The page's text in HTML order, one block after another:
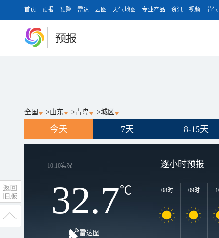
首页 预报 预警 雷达 云图 天气地图 专业产品 资讯 视频 节气
预报
全国 >山东 >青岛 >城区
今天 7天 8-15天
10:10实况
32.7℃
雷达图
逐小时预报
08时 09时